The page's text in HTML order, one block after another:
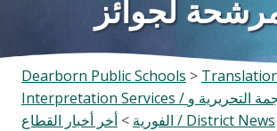
لجوائز
Dearborn Public Schools >
Interpretation Services / خدمات الترجمة التحريرية و
الفورية > أخر أخبار القطاع / District News